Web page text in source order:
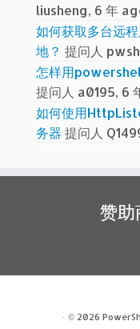
liusheng, 6 年
如何获取多台远
地？ 提问人
怎样用
提问人 a0195, 6
如何使用
务器 提问人
赞助
· © 2026